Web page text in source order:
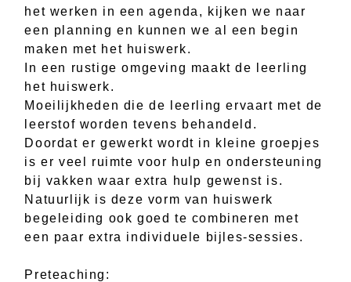
het werken in een agenda, kijken we naar
een planning en kunnen we al een begin
maken met het huiswerk.
In een rustige omgeving maakt de leerling
het huiswerk.
Moeilijkheden die de leerling ervaart met de
leerstof worden tevens behandeld.
Doordat er gewerkt wordt in kleine groepjes
is er veel ruimte voor hulp en ondersteuning
bij vakken waar extra hulp gewenst is.
Natuurlijk is deze vorm van huiswerk
begeleiding ook goed te combineren met
een paar extra individuele bijles-sessies.
Preteaching: